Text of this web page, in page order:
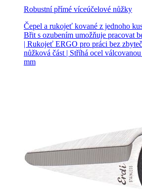
Robustní přímé víceúčelové nůžky
Čepel a rukojeť kované z jednoho
Břit s ozubením umožňuje pracovat
| Rukojeť ERGO pro práci bez
nůžková část | Stříhá ocel
mm